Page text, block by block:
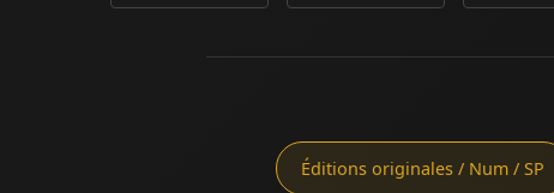
Éditions originales / Num / SP